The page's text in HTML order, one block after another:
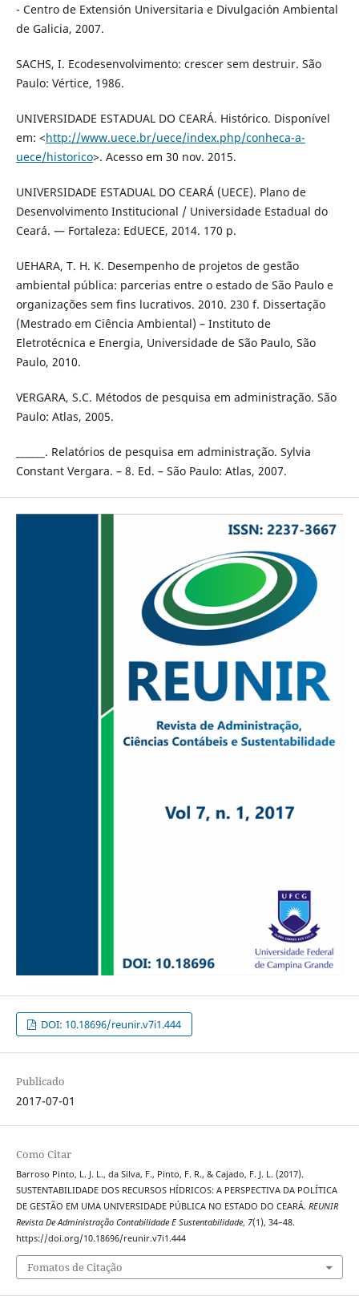
- Centro de Extensión Universitaria e Divulgación Ambiental
de Galicia, 2007.
SACHS, I. Ecodesenvolvimento: crescer sem destruir. São
Paulo: Vértice, 1986.
UNIVERSIDADE ESTADUAL DO CEARÁ. Histórico. Disponível
em: <http://www.uece.br/uece/index.php/conheca-a-
uece/historico>. Acesso em 30 nov. 2015.
UNIVERSIDADE ESTADUAL DO CEARÁ (UECE). Plano de
Desenvolvimento Institucional / Universidade Estadual do
Ceará. — Fortaleza: EdUECE, 2014. 170 p.
UEHARA, T. H. K. Desempenho de projetos de gestão
ambiental pública: parcerias entre o estado de São Paulo e
organizações sem fins lucrativos. 2010. 230 f. Dissertação
(Mestrado em Ciência Ambiental) – Instituto de
Eletrotécnica e Energia, Universidade de São Paulo, São
Paulo, 2010.
VERGARA, S.C. Métodos de pesquisa em administração. São
Paulo: Atlas, 2005.
______. Relatórios de pesquisa em administração. Sylvia
Constant Vergara. – 8. Ed. – São Paulo: Atlas, 2007.
DOI: 10.18696/reunir.v7i1.444
Publicado
2017-07-01
Como Citar
Barroso Pinto, L. J. L., da Silva, F., Pinto, F. R., & Cajado, F. J. L. (2017).
SUSTENTABILIDADE DOS RECURSOS HÍDRICOS: A PERSPECTIVA DA POLÍTICA
DE GESTÃO EM UMA UNIVERSIDADE PÚBLICA NO ESTADO DO CEARÁ. REUNIR
Revista De Administração Contabilidade E Sustentabilidade, 7(1), 34–48.
https://doi.org/10.18696/reunir.v7i1.444
Fomatos de Citação